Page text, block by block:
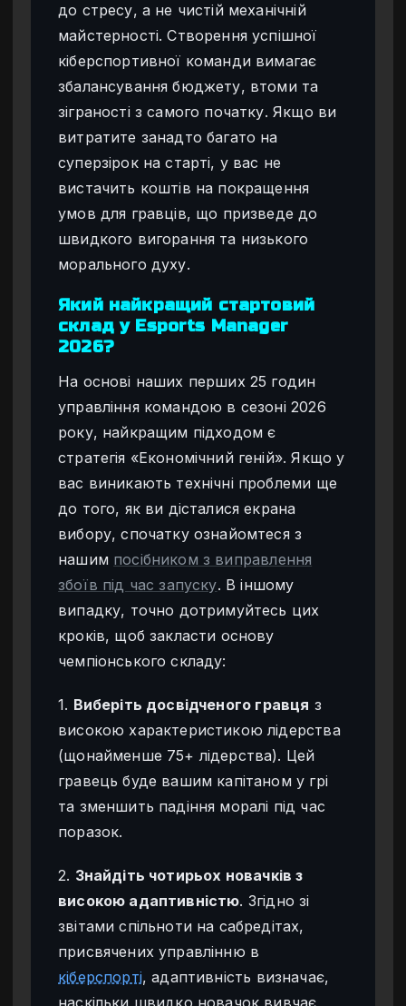
до стресу, а не чистій механічній
майстерності. Створення успішної
кіберспортивної команди вимагає
збалансування бюджету, втоми та
зіграності з самого початку. Якщо ви
витратите занадто багато на
суперзірок на старті, у вас не
вистачить коштів на покращення
умов для гравців, що призведе до
швидкого вигорання та низького
морального духу.
Який найкращий стартовий
склад у Esports Manager
2026?
На основі наших перших 25 годин
управління командою в сезоні 2026
року, найкращим підходом є
стратегія «Економічний геній». Якщо у
вас виникають технічні проблеми ще
до того, як ви дісталися екрана
вибору, спочатку ознайомтеся з
нашим посібником з виправлення
збоїв під час запуску. В іншому
випадку, точно дотримуйтесь цих
кроків, щоб закласти основу
чемпіонського складу:
1. Виберіть досвідченого гравця з
високою характеристикою лідерства
(щонайменше 75+ лідерства). Цей
гравець буде вашим капітаном у грі
та зменшить падіння моралі під час
поразок.
2. Знайдіть чотирьох новачків з
високою адаптивністю. Згідно зі
звітами спільноти на сабредітах,
присвячених управлінню в
кіберспорті, адаптивність визначає,